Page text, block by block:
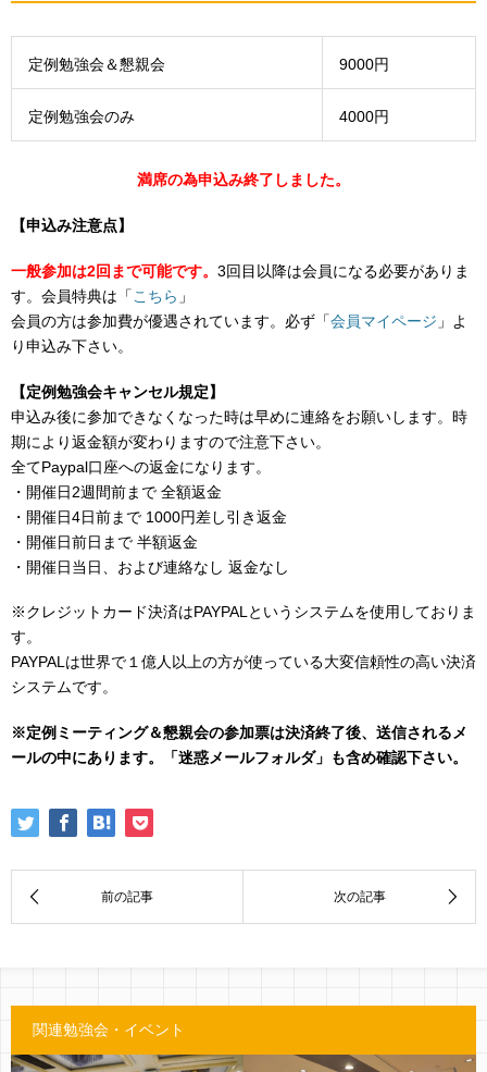
定例勉強会＆懇親会 9000円
定例勉強会のみ 4000円
満席の為申込み終了しました。
【申込み注意点】
一般参加は2回まで可能です。 3回目以降は会員になる必要がありま
す。会員特典は「 こちら 」
会員の方は参加費が優遇されています。必ず「会員マイページ 」よ
り申込み下さい。
【定例勉強会キャンセル規定】
申込み後に参加できなくなった時は早めに連絡をお願いします。時
期により返金額が変わりますので注意下さい。
全てPaypal口座への返金になります。
・開催日2週間前まで 全額返金
・開催日4日前まで 1000円差し引き返金
・開催日前日まで 半額返金
・開催日当日、および連絡なし 返金なし
※クレジットカード決済はPAYPALというシステムを使用しておりま
す。
PAYPALは世界で１億人以上の方が使っている大変信頼性の高い決済
システムです。
※定例ミーティング＆懇親会の参加票は決済終了後、送信されるメ
ールの中にあります。「迷惑メールフォルダ」も含め確認下さい。
関連勉強会・イベント